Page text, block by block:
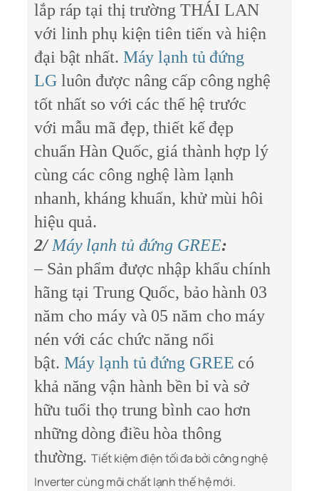
lắp ráp tại thị trường THÁI LAN
với linh phụ kiện tiên tiến và hiện
đại bật nhất. Máy lạnh tủ đứng
LG luôn được nâng cấp công nghệ
tốt nhất so với các thế hệ trước
với mẫu mã đẹp, thiết kế đẹp
chuẩn Hàn Quốc, giá thành hợp lý
cùng các công nghệ làm lạnh
nhanh, kháng khuẩn, khử mùi hôi
hiệu quả.
2/ Máy lạnh tủ đứng GREE:
– Sản phẩm được nhập khẩu chính
hãng tại Trung Quốc, bảo hành 03
năm cho máy và 05 năm cho máy
nén với các chức năng nổi
bật. Máy lạnh tủ đứng GREE có
khả năng vận hành bền bỉ và sở
hữu tuổi thọ trung bình cao hơn
những dòng điều hòa thông
thường.Tiết kiệm điện tối đa bởi công nghệ
Inverter cùng môi chất lạnh thế hệ mới.